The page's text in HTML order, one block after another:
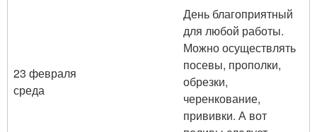
23 февраля
среда
День благоприятный
для любой работы.
Можно осуществлять
посевы, прополки,
обрезки,
черенкование,
прививки. А вот